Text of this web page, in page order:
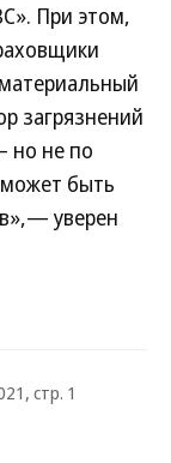
При этом,
загрязнений
но не по
быть
уверен
стр. 1